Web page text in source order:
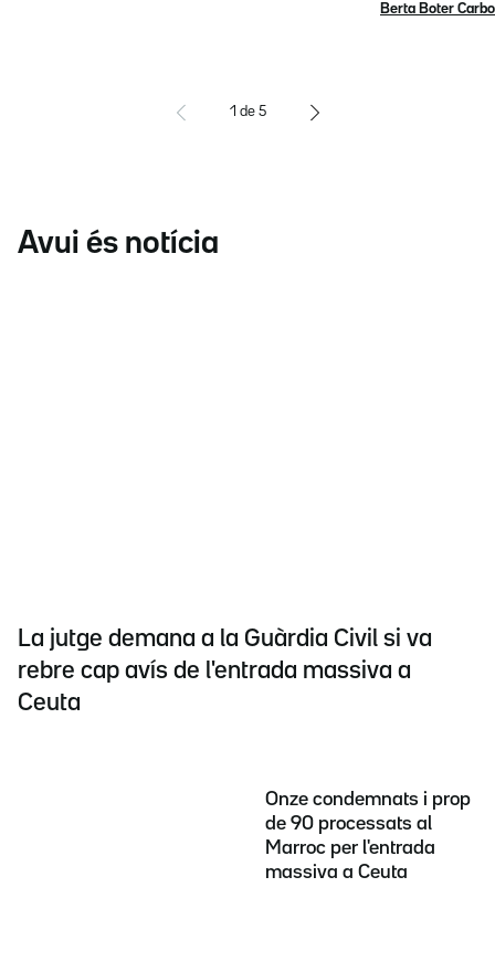
Berta Boter
1 de 5
Avui és notícia
La jutge demana a la Guàrdia Civil si va
rebre cap avís de l'entrada massiva a
Ceuta
Onze condemnats i prop
de 90 processats al
Marroc per l'entrada
massiva a Ceuta